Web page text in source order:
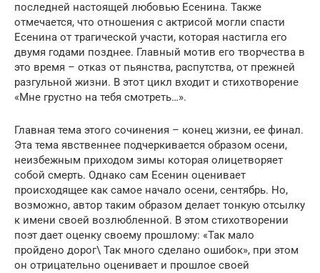
последней настоящей любовью Есенина. Также
отмечается, что отношения с актрисой могли спасти
Есенина от трагической участи, которая настигла его
двумя годами позднее. Главный мотив его творчества в
это время – отказ от пьянства, распутства, от прежней
разгульной жизни. В этот цикл входит и стихотворение
«Мне грустно на тебя смотреть…».
Главная тема этого сочинения – конец жизни, ее финал.
Эта тема явственнее подчеркивается образом осени,
неизбежным приходом зимы которая олицетворяет
собой смерть. Однако сам Есенин оценивает
происходящее как самое начало осени, сентябрь. Но,
возможно, автор таким образом делает тонкую отсылку
к имени своей возлюбленной. В этом стихотворении
поэт дает оценку своему прошлому: «Так мало
пройдено дорог\ Так много сделано ошибок», при этом
он отрицательно оценивает и прошлое своей